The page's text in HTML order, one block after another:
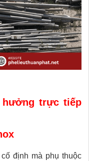
hưởng trực tiếp
cố định mà phụ thuộc